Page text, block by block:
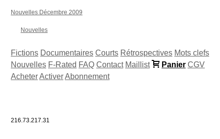
Nouvelles Décembre 2009
Nouvelles
Fictions Documentaires Courts Rétrospectives Mots clefs
Nouvelles F-Rated FAQ Contact Maillist Panier CGV
AcheterActiverAbonnement
216.73.217.31